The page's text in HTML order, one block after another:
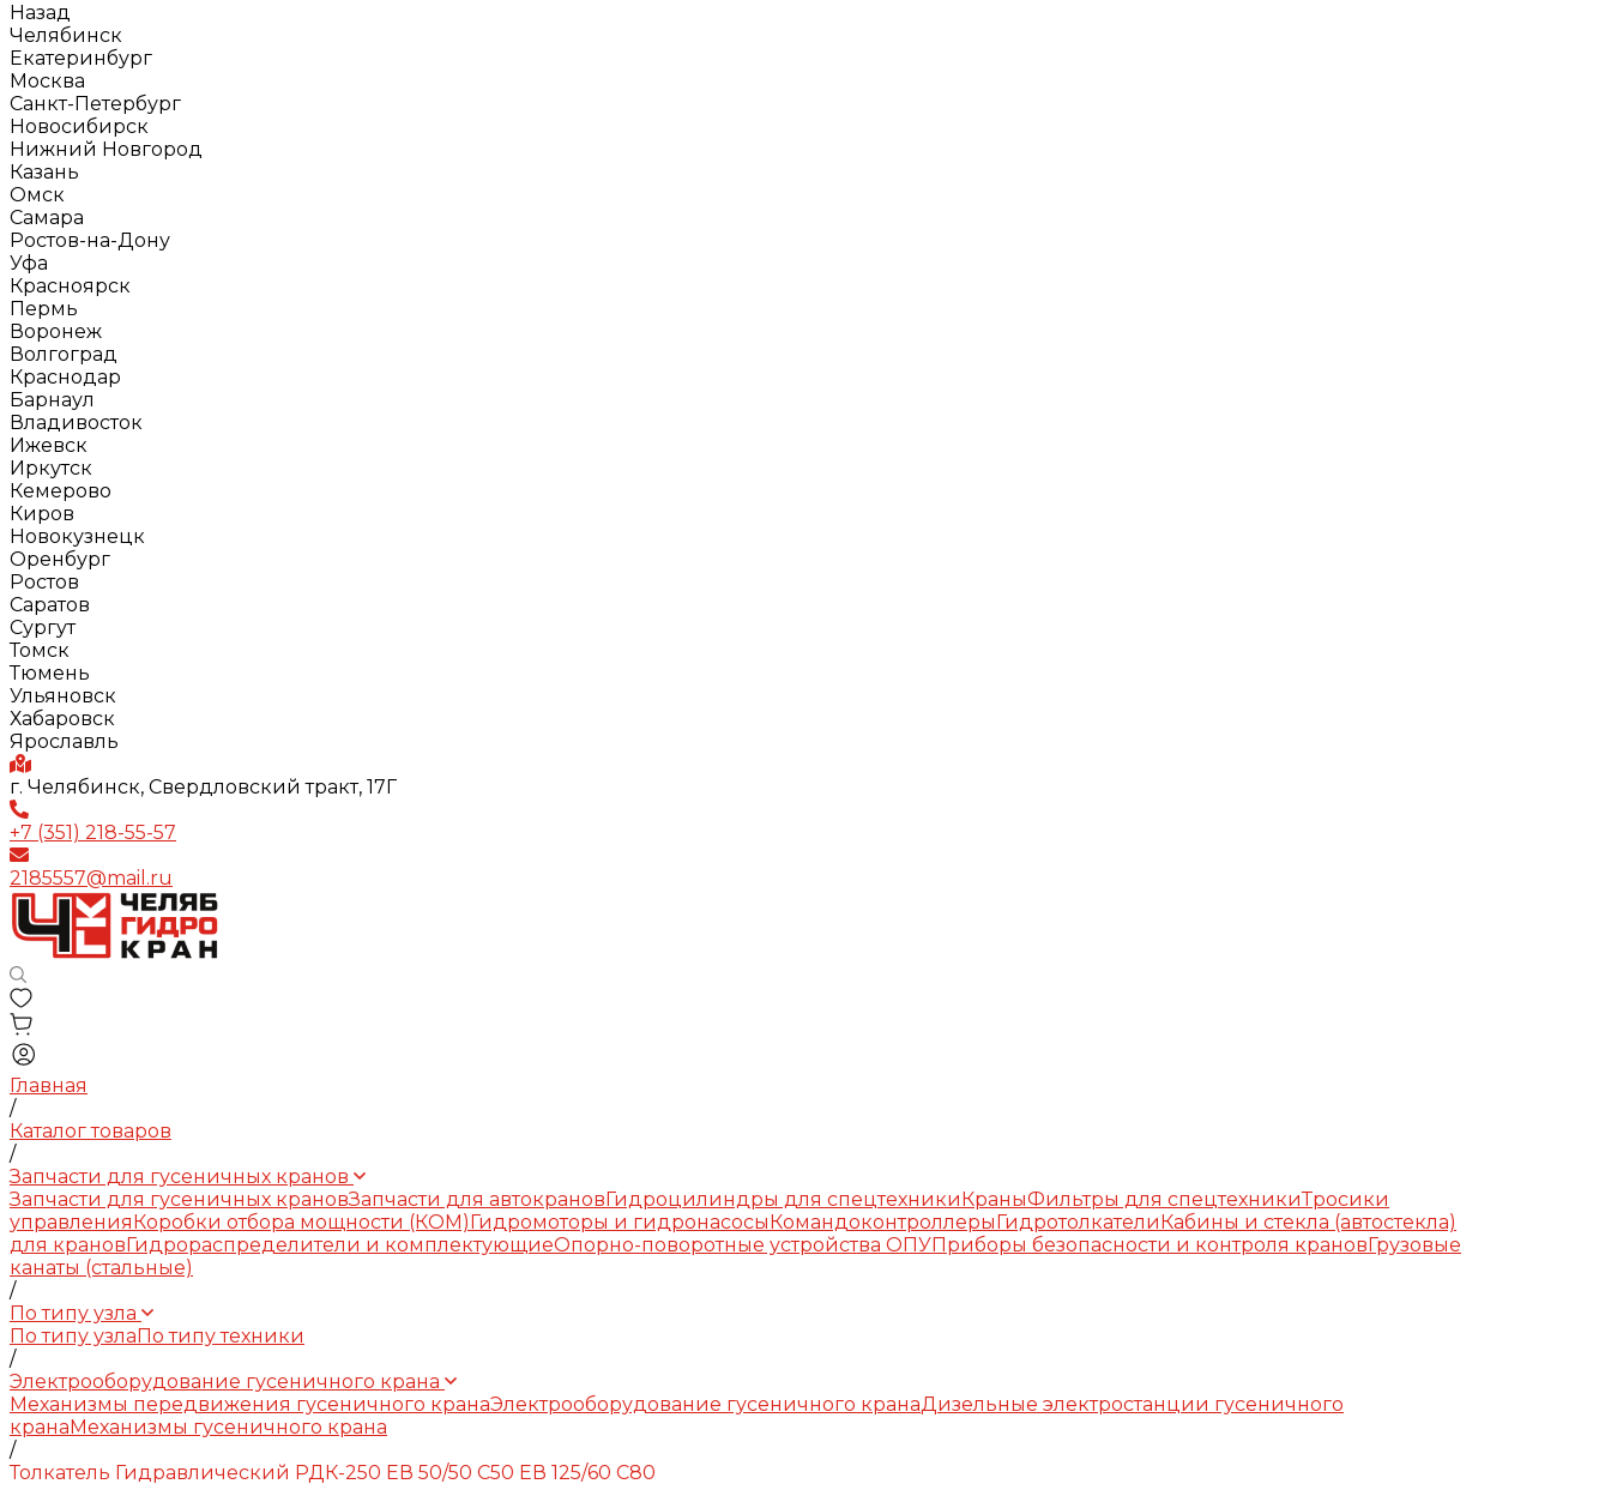
Назад
Челябинск
Екатеринбург
Москва
Санкт-Петербург
Новосибирск
Нижний Новгород
Казань
Омск
Самара
Ростов-на-Дону
Уфа
Красноярск
Пермь
Воронеж
Волгоград
Краснодар
Барнаул
Владивосток
Ижевск
Иркутск
Кемерово
Киров
Новокузнецк
Оренбург
Ростов
Саратов
Сургут
Томск
Тюмень
Ульяновск
Хабаровск
Ярославль
г. Челябинск, Свердловский тракт, 17Г
+7 (351) 218-55-57
2185557@mail.ru
Главная
/
Каталог товаров
/
Запчасти для гусеничных кранов
Запчасти для гусеничных крановЗапчасти для автокрановГидроцилиндры для спецтехникиКраныФильтры для спецтехникиТросики
управленияКоробки отбора мощности (КОМ)Гидромоторы и гидронасосыКомандоконтроллерыГидротолкателиКабины и стекла (автостекла)
для крановГидрораспределители и комплектующиеОпорно-поворотные устройства ОПУПриборы безопасности и контроля крановГрузовые
канаты (стальные)
/
По типу узла
По типу узлаПо типу техники
/
Электрооборудование гусеничного крана
Механизмы передвижения гусеничного кранаЭлектрооборудование гусеничного кранаДизельные электростанции гусеничного
кранаМеханизмы гусеничного крана
/
Толкатель Гидравлический РДК-250 ЕВ 50/50 С50 ЕВ 125/60 С80